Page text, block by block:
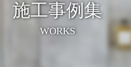
施工事例集
WORKS